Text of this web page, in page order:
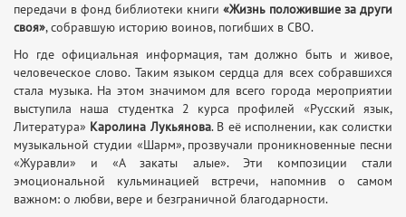
передачи в фонд библиотеки книги «Жизнь положившие за други
своя», собравшую историю воинов, погибших в СВО.
Но где официальная информация, там должно быть и живое,
человеческое слово. Таким языком сердца для всех собравшихся
стала музыка. На этом значимом для всего города мероприятии
выступила наша студентка 2 курса профилей «Русский язык,
Литература» Каролина Лукьянова. В её исполнении, как солистки
музыкальной студии «Шарм», прозвучали проникновенные песни
«Журавли» и «А закаты алые». Эти композиции стали
эмоциональной кульминацией встречи, напомнив о самом
важном: о любви, вере и безграничной благодарности.